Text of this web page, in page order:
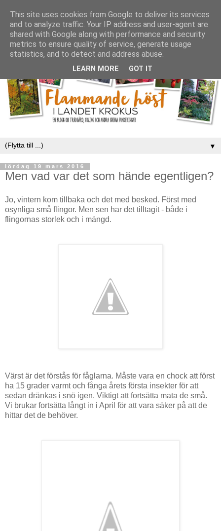
▼
lördag 19 mars 2016
Men vad var det som hände egentligen?
Jo, vintern kom tillbaka och det med besked. Först med
osynliga små flingor. Men sen har det tilltagit - både i
flingornas storlek och i mängd.
Värst är det förstås för fåglarna. Måste vara en chock att först
ha 15 grader varmt och fånga årets första insekter för att
sedan dränkas i snö igen. Viktigt att fortsätta mata de små.
Vi brukar fortsätta långt in i April för att vara säker på att de
hittar det de behöver.
This site uses cookies from Google to deliver its services
and to analyze traffic. Your IP address and user-agent are
shared with Google along with performance and security
metrics to ensure quality of service, generate usage
statistics, and to detect and address abuse.
LEARN MORE GOT IT